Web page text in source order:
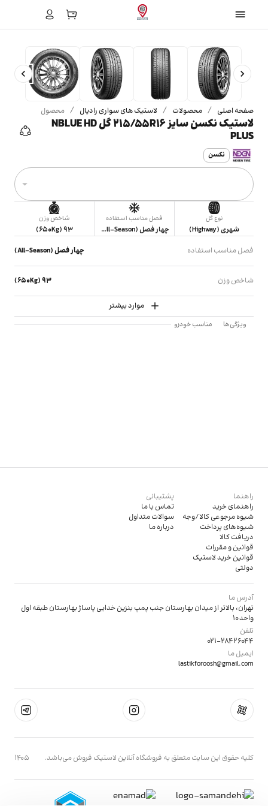
صفحه اصلی / محصولات / لاستیک های سواری رادیال / محصول
لاستیک نکسن سایز 215/55R16 گل NBLUE HD
PLUS
نکسن
نوع گل
شهری (Highway)
فصل مناسب استفاده
چهار فصل (All-Season)
شاخص وزن
93 (650Kg)
فصل مناسب استفاده
چهار فصل (All-Season)
شاخص وزن 93 (650Kg)
موارد بیشتر
ویژگی‌ها مناسب خودرو
راهنما
راهنمای خرید
شیوه مرجوعی کالا/وجه
شیوه‌های پرداخت
دریافت کالا
قوانین و مقررات
قوانین خرید لاستیک
دولتی
پشتیبانی
تماس با ما
سوالات متداول
درباره ما
آدرس ما
تهران، بالاتر از میدان بهارستان جنب پمپ بنزین خدایی پاساژ بهارستان طبقه اول
واحد 10
تلفن
021-28426044
ایمیل ما
lastikforoosh@gmail.com
کليه حقوق اين سايت متعلق به فروشگاه آنلاین لاستیک فروش می‌باشد. 1405